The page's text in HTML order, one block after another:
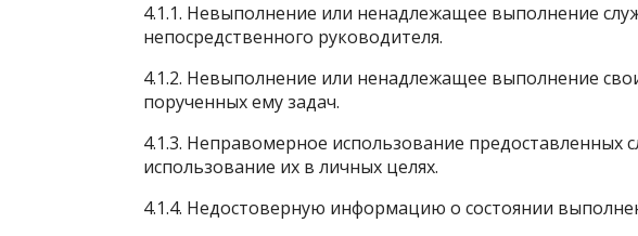
4.1.1. Невыполнение или ненадлежащее выполнение
непосредственного руководителя.
4.1.2. Невыполнение или ненадлежащее выполнение
порученных ему задач.
4.1.3. Неправомерное использование предоставленных
использование их в личных целях.
4.1.4. Недостоверную информацию о состоянии